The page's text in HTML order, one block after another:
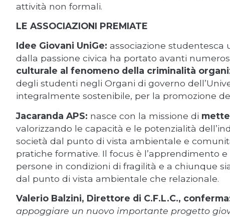
attività non formali.
LE ASSOCIAZIONI PREMIATE
Idee Giovani UniGe: associazione studentesca
dalla passione civica ha portato avanti
culturale al fenomeno della criminalità
degli studenti negli Organi di governo
integralmente sostenibile, per la promozione
Jacaranda APS: nasce con la missione di
valorizzando le capacità e le potenzialità
società dal punto di vista ambientale e
pratiche formative. Il focus è l’apprendimento
persone in condizioni di fragilità e a chiunque
dal punto di vista ambientale che relazionale.
Valerio Balzini, Direttore di C.F.L.C.,
appoggiare un nuovo importante progetto